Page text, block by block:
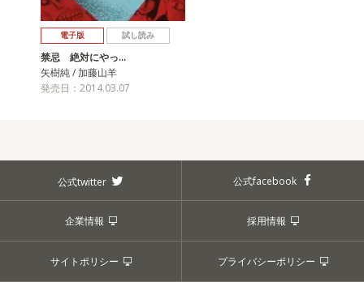
電子版 試し読み
禁忌 絶対にやっ…
矢樹純 / 加藤山羊
発売日：2014.03.07
公式twitter 公式facebook
企業情報 採用情報
サイトポリシー プライバシーポリシー